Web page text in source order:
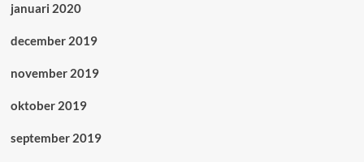
januari 2020
december 2019
november 2019
oktober 2019
september 2019